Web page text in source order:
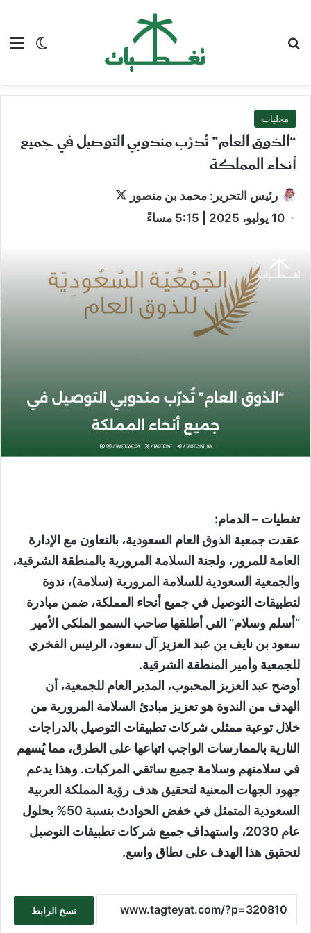
الوضع
محليات
“الذوق العام” تُدرّب مندوبي التوصيل في جميع
أنحاء المملكة
رئيس التحرير: محمد بن منصور
10 يوليو، 2025 | 5:15 مساءً
تغطيات – الدمام:
عقدت جمعية الذوق العام السعودية، بالتعاون مع الإدارة
العامة للمرور، ولجنة السلامة المرورية بالمنطقة الشرقية،
والجمعية السعودية للسلامة المرورية (سلامة)، ندوة
لتطبيقات التوصيل في جميع أنحاء المملكة، ضمن مبادرة
“أسلم وسلام” التي أطلقها صاحب السمو الملكي الأمير
سعود بن نايف بن عبد العزيز آل سعود، الرئيس الفخري
للجمعية وأمير المنطقة الشرقية.
أوضح عبد العزيز المحبوب، المدير العام للجمعية، أن
الهدف من الندوة هو تعزيز مبادئ السلامة المرورية من
خلال توعية ممثلي شركات تطبيقات التوصيل بالدراجات
النارية بالممارسات الواجب اتباعها على الطرق، مما يُسهم
في سلامتهم وسلامة جميع سائقي المركبات. وهذا يدعم
جهود الجهات المعنية لتحقيق هدف رؤية المملكة العربية
السعودية المتمثل في خفض الحوادث بنسبة 50% بحلول
عام 2030، واستهداف جميع شركات تطبيقات التوصيل
لتحقيق هذا الهدف على نطاق واسع.
نسخ الرابط